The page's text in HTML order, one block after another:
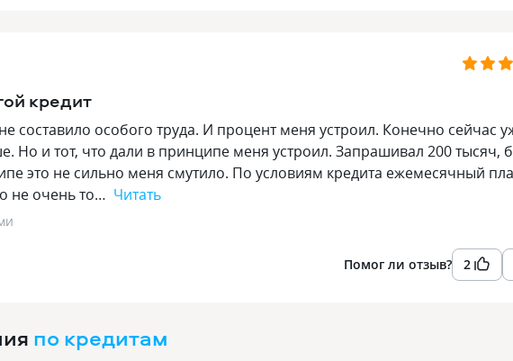
кредит
составило особого труда. И процент меня устроил. Конечно сейчас
Но и тот, что дали в принципе меня устроил. Запрашивал 200 тысяч,
это не сильно меня смутило. По условиям кредита ежемесячный
не очень то… Читать
Помог ли отзыв? 2
по кредитам